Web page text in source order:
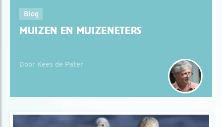
Blog
MUIZEN EN MUIZENETERS
Door Kees de Pater